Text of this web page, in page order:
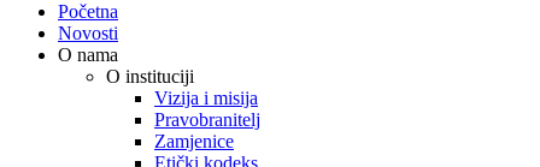
Početna
Novosti
O nama
O instituciji
Vizija i misija
Pravobranitelj
Zamjenice
Etički kodeks